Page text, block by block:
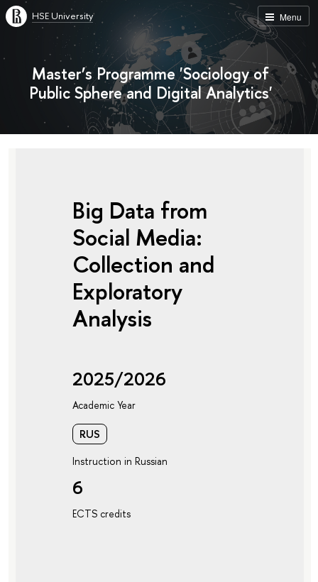
Menu
HSE University
Master’s Programme 'Sociology of
Public Sphere and Digital Analytics'
Big Data from
Social Media:
Collection and
Exploratory
Analysis
2025/2026
Academic Year
RUS
Instruction in Russian
6
ECTS credits